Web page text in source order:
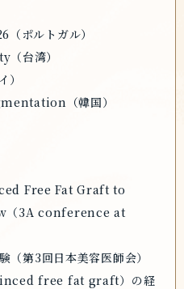
ポルトガル）
台湾）
（韓国）
Free Fat Graft to
3A conference at
第3回日本美容医師会）
free fat graft）の経